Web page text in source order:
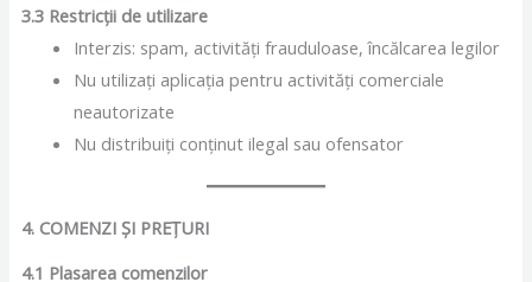
3.3 Restricții de utilizare
Interzis: spam, activități frauduloase, încălcarea legilor
Nu utilizați aplicația pentru activități comerciale
neautorizate
Nu distribuiți conținut ilegal sau ofensator
4. COMENZI ȘI PREȚURI
4.1 Plasarea comenzilor